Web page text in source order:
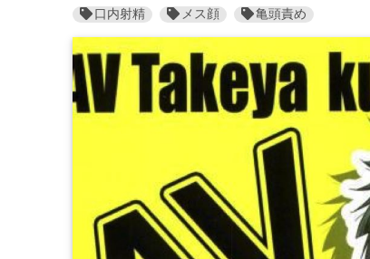
口内射精
メス顔 亀頭責め